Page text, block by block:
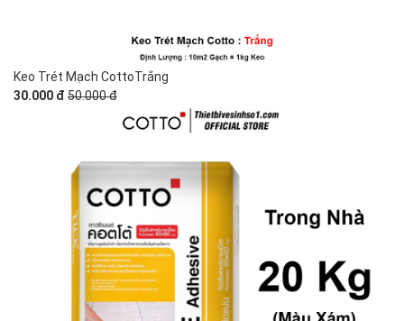
Keo Trét Mạch CottoTrắng
30.000 đ 50.000 đ